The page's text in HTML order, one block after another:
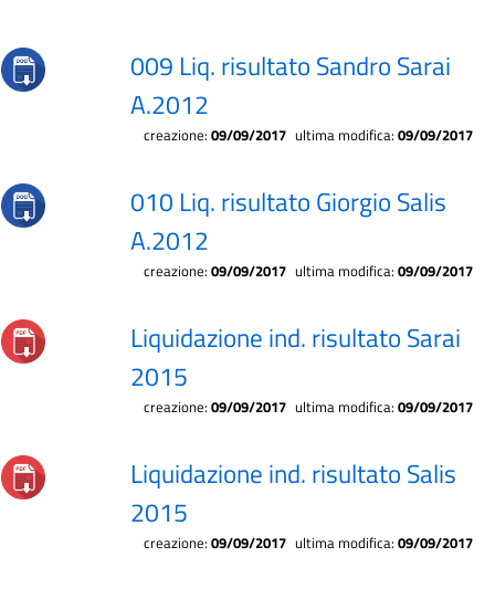
009 Liq. risultato Sandro Sarai
A.2012
creazione: 09/09/2017 ultima modifica: 09/09/2017
010 Liq. risultato Giorgio Salis
A.2012
creazione: 09/09/2017 ultima modifica: 09/09/2017
Liquidazione ind. risultato Sarai
2015
creazione: 09/09/2017 ultima modifica: 09/09/2017
Liquidazione ind. risultato Salis
2015
creazione: 09/09/2017 ultima modifica: 09/09/2017